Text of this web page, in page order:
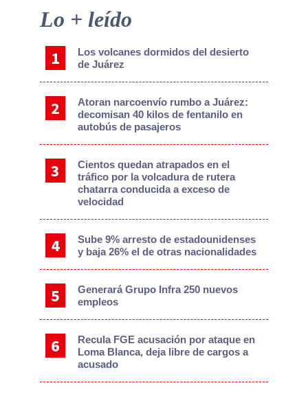
Primary
Sidebar
Lo + leído
Los volcanes dormidos del desierto
de Juárez
Atoran narcoenvío rumbo a Juárez:
decomisan 40 kilos de fentanilo en
autobús de pasajeros
Cientos quedan atrapados en el
tráfico por la volcadura de rutera
chatarra conducida a exceso de
velocidad
Sube 9% arresto de estadounidenses
y baja 26% el de otras nacionalidades
Generará Grupo Infra 250 nuevos
empleos
Recula FGE acusación por ataque en
Loma Blanca, deja libre de cargos a
acusado